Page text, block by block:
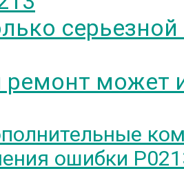
ремонт может
ошибки